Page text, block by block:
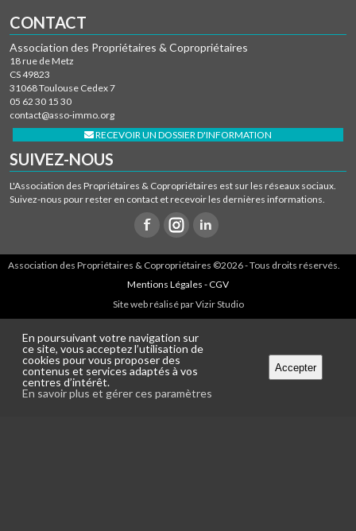
CONTACT
Association des Propriétaires & Copropriétaires
18 rue de Metz
CS 49823
31068 Toulouse Cedex 7
05 62 30 15 30
contact@asso-immo.org
RECEVOIR UN DOSSIER D'INFORMATION
SUIVEZ-NOUS
L'Association des Propriétaires & Copropriétaires est sur les réseaux sociaux.
Suivez-nous pour rester en contact et recevoir les dernières informations.
Association des Propriétaires & Copropriétaires ©2026 - Tous droits réservés.
Mentions Légales - CGV
Site web réalisé par Vizir Studio
En poursuivant votre navigation sur
ce site, vous acceptez l’utilisation de
cookies pour vous proposer des
contenus et services adaptés à vos
centres d’intérêt.
En savoir plus et gérer ces paramètres
Accepter